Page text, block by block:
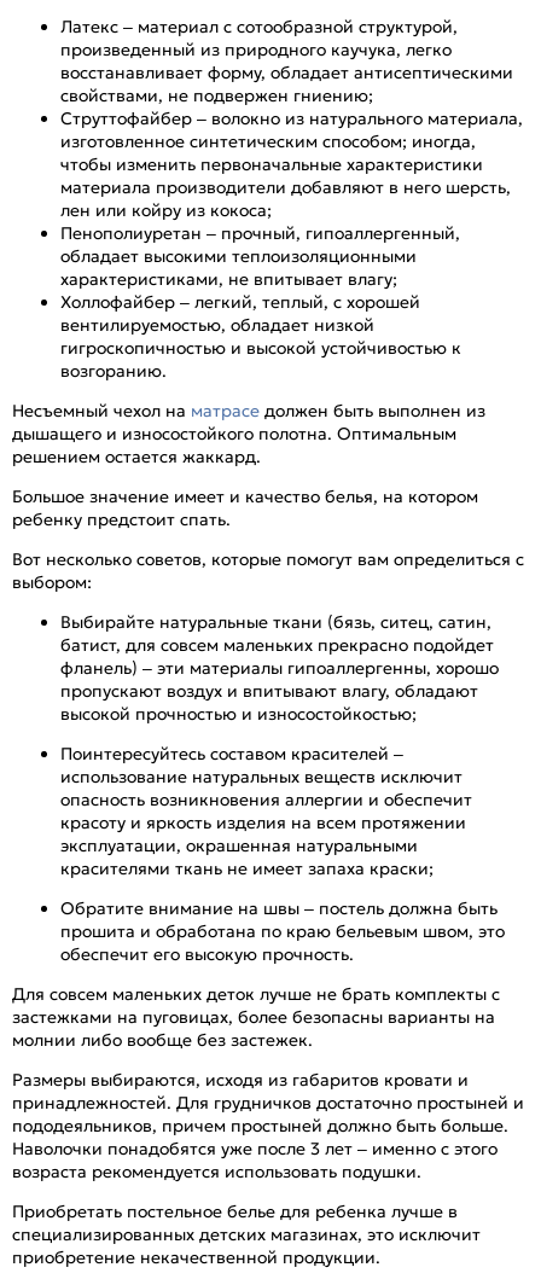
Латекс – материал с сотообразной структурой,
произведенный из природного каучука, легко
восстанавливает форму, обладает антисептическими
свойствами, не подвержен гниению;
Струттофайбер – волокно из натурального материала,
изготовленное синтетическим способом; иногда,
чтобы изменить первоначальные характеристики
материала производители добавляют в него шерсть,
лен или койру из кокоса;
Пенополиуретан – прочный, гипоаллергенный,
обладает высокими теплоизоляционными
характеристиками, не впитывает влагу;
Холлофайбер – легкий, теплый, с хорошей
вентилируемостью, обладает низкой
гигроскопичностью и высокой устойчивостью к
возгоранию.
Несъемный чехол на матрасе должен быть выполнен из
дышащего и износостойкого полотна. Оптимальным
решением остается жаккард.
Большое значение имеет и качество белья, на котором
ребенку предстоит спать.
Вот несколько советов, которые помогут вам определиться с
выбором:
Выбирайте натуральные ткани (бязь, ситец, сатин,
батист, для совсем маленьких прекрасно подойдет
фланель) – эти материалы гипоаллергенны, хорошо
пропускают воздух и впитывают влагу, обладают
высокой прочностью и износостойкостью;
Поинтересуйтесь составом красителей –
использование натуральных веществ исключит
опасность возникновения аллергии и обеспечит
красоту и яркость изделия на всем протяжении
эксплуатации, окрашенная натуральными
красителями ткань не имеет запаха краски;
Обратите внимание на швы – постель должна быть
прошита и обработана по краю бельевым швом, это
обеспечит его высокую прочность.
Для совсем маленьких деток лучше не брать комплекты с
застежками на пуговицах, более безопасны варианты на
молнии либо вообще без застежек.
Размеры выбираются, исходя из габаритов кровати и
принадлежностей. Для грудничков достаточно простыней и
пододеяльников, причем простыней должно быть больше.
Наволочки понадобятся уже после 3 лет – именно с этого
возраста рекомендуется использовать подушки.
Приобретать постельное белье для ребенка лучше в
специализированных детских магазинах, это исключит
приобретение некачественной продукции.